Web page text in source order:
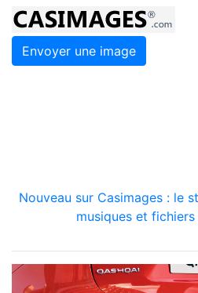
Envoyer une image
Nouveau sur Casimages : le
musiques et